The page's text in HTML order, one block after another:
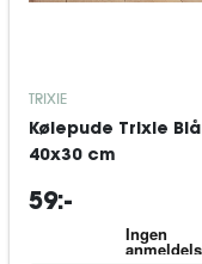
TRIXIE
Kølepude Trixie Blå
40x30 cm
59:-